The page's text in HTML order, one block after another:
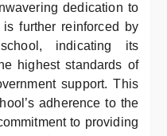
dedication to
further reinforced by
indicating its
highest standards of
support. This
adherence to the
to providing